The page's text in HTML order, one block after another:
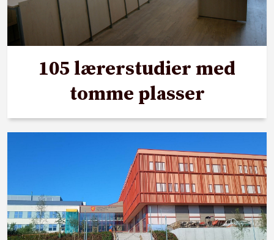
105 lærerstudier med
tomme plasser